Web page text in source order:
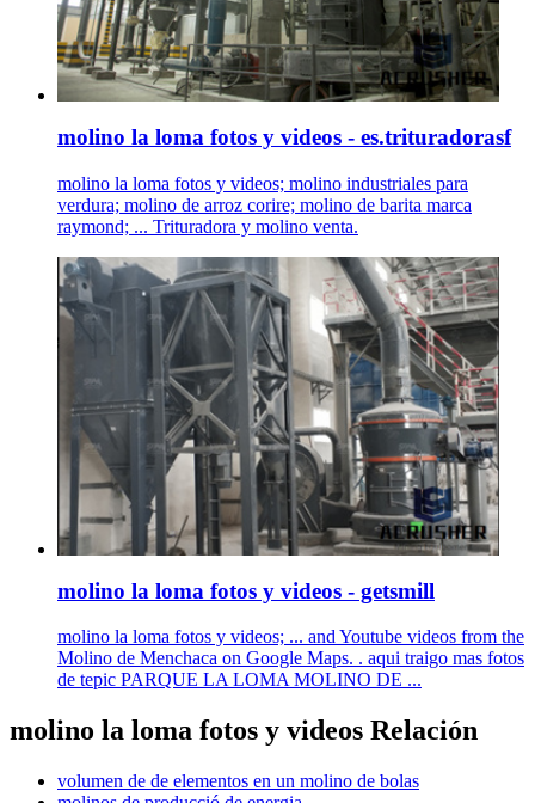
molino la loma fotos y videos - es.trituradorasf
molino la loma fotos y videos; molino industriales para
verdura; molino de arroz corire; molino de barita marca
raymond; ... Trituradora y molino venta.
molino la loma fotos y videos - getsmill
molino la loma fotos y videos; ... and Youtube videos from the
Molino de Menchaca on Google Maps. . aqui traigo mas fotos
de tepic PARQUE LA LOMA MOLINO DE ...
molino la loma fotos y videos Relación
volumen de de elementos en un molino de bolas